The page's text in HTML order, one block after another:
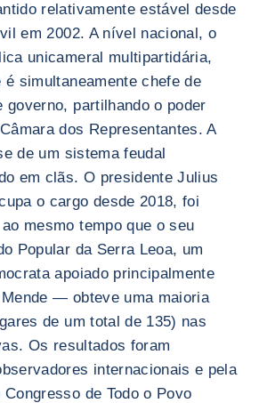
relativamente estável desde
em 2002. A nível nacional, o
unicameral multipartidária,
é simultaneamente chefe de
governo, partilhando o poder
dos Representantes. A
de um sistema feudal
em clãs. O presidente Julius
o cargo desde 2018, foi
mesmo tempo que o seu
Popular da Serra Leoa, um
apoiado principalmente
— obteve uma maioria
de um total de 135) nas
Os resultados foram
internacionais e pela
de Todo o Povo